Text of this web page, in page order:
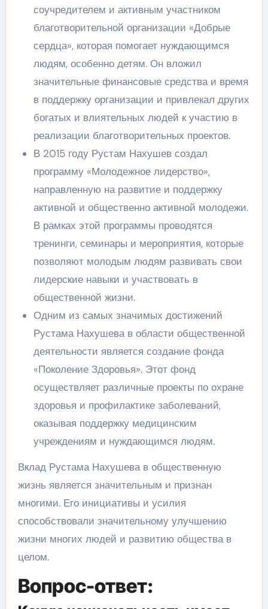
соучредителем и активным участником
благотворительной организации «Добрые
сердца», которая помогает нуждающимся
людям, особенно детям. Он вложил
значительные финансовые средства и время
в поддержку организации и привлекал других
богатых и влиятельных людей к участию в
реализации благотворительных проектов.
В 2015 году Рустам Нахушев создал
программу «Молодежное лидерство»,
направленную на развитие и поддержку
активной и общественно активной молодежи.
В рамках этой программы проводятся
тренинги, семинары и мероприятия, которые
позволяют молодым людям развивать свои
лидерские навыки и участвовать в
общественной жизни.
Одним из самых значимых достижений
Рустама Нахушева в области общественной
деятельности является создание фонда
«Поколение Здоровья». Этот фонд
осуществляет различные проекты по охране
здоровья и профилактике заболеваний,
оказывая поддержку медицинским
учреждениям и нуждающимся людям.
Вклад Рустама Нахушева в общественную
жизнь является значительным и признан
многими. Его инициативы и усилия
способствовали значительному улучшению
жизни многих людей и развитию общества в
целом.
Вопрос-ответ: